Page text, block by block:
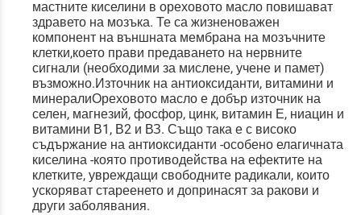
мастните киселини в ореховото масло повишават
здравето на мозъка. Те са жизненоважен
компонент на външната мембрана на мозъчните
клетки,което прави предаването на нервните
сигнали (необходими за мислене, учене и памет)
възможно.Източник на антиоксиданти, витамини и
минералиОреховото масло е добър източник на
селен, магнезий, фосфор, цинк, витамин Е, ниацин и
витамини В1, В2 и ВЗ. Също така е с високо
съдържание на антиоксиданти -особено елагичната
киселина -която противодейства на ефектите на
клетките, увреждащи свободните радикали, които
ускоряват стареенето и допринасят за ракови и
други заболявания.